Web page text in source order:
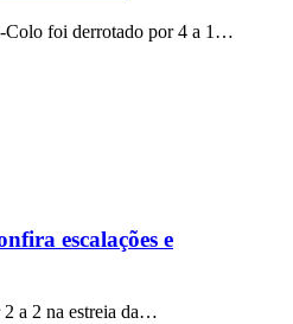
Colo foi derrotado por 4 a 1…
escalações e
a 2 na estreia da…